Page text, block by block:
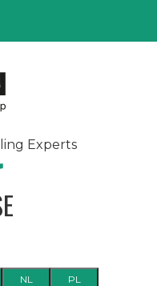
Experts
NL PL